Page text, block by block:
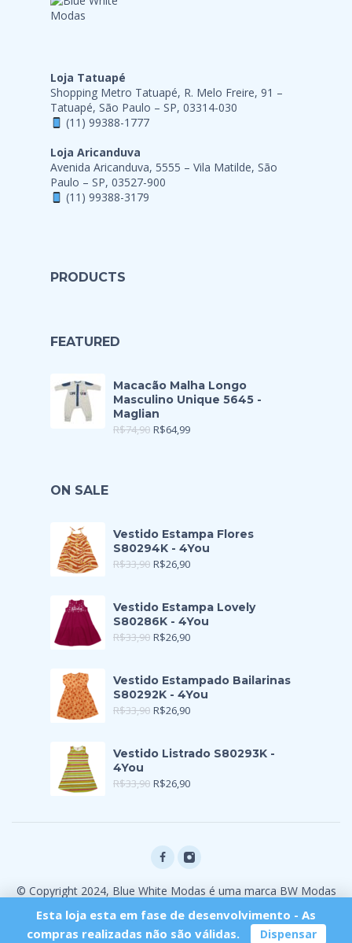
Loja Tatuapé
Shopping Metro Tatuapé, R. Melo Freire, 91 –
Tatuapé, São Paulo – SP, 03314-030
(11) 99388-1777
Loja Aricanduva
Avenida Aricanduva, 5555 – Vila Matilde, São
Paulo – SP, 03527-900
(11) 99388-3179
PRODUCTS
FEATURED
Macacão Malha Longo
Masculino Unique 5645 -
Maglian
R$74,90 R$64,99
ON SALE
Vestido Estampa Flores
S80294K - 4You
R$33,90 R$26,90
Vestido Estampa Lovely
S80286K - 4You
R$33,90 R$26,90
Vestido Estampado Bailarinas
S80292K - 4You
R$33,90 R$26,90
Vestido Listrado S80293K -
4You
R$33,90 R$26,90
© Copyright 2024, Blue White Modas é uma marca BW Modas
Esta loja esta em fase de desenvolvimento - As
compras realizadas não são válidas.
Dispensar